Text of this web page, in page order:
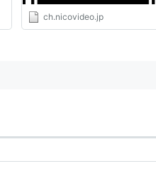
ch.nicovideo.jp